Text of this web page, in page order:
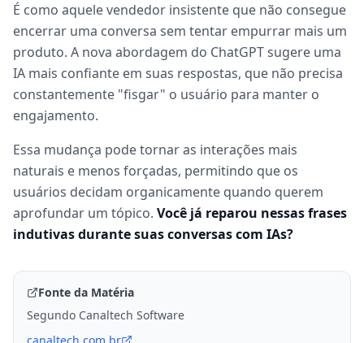
É como aquele vendedor insistente que não consegue
encerrar uma conversa sem tentar empurrar mais um
produto. A nova abordagem do ChatGPT sugere uma
IA mais confiante em suas respostas, que não precisa
constantemente "fisgar" o usuário para manter o
engajamento.
Essa mudança pode tornar as interações mais
naturais e menos forçadas, permitindo que os
usuários decidam organicamente quando querem
aprofundar um tópico. Você já reparou nessas frases
indutivas durante suas conversas com IAs?
Fonte da Matéria
Segundo Canaltech Software